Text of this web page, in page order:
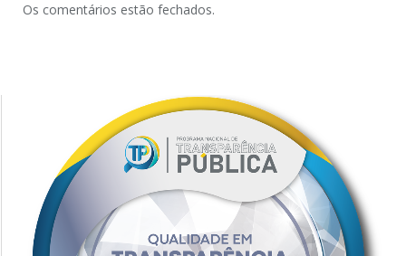
Os comentários estão fechados.